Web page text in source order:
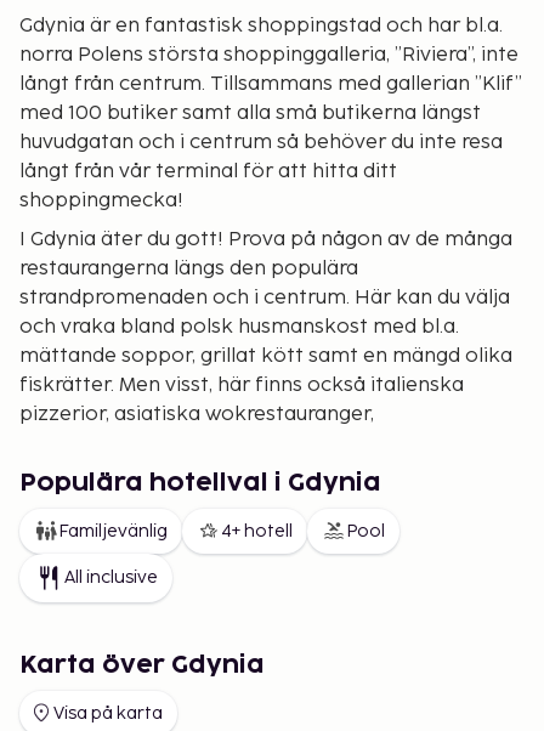
Gdynia är en fantastisk shoppingstad och har bl.a.
norra Polens största shoppinggalleria, ”Riviera”, inte
långt från centrum. Tillsammans med gallerian ”Klif”
med 100 butiker samt alla små butikerna längst
huvudgatan och i centrum så behöver du inte resa
långt från vår terminal för att hitta ditt
shoppingmecka!
I Gdynia äter du gott! Prova på någon av de många
restaurangerna längs den populära
strandpromenaden och i centrum. Här kan du välja
och vraka bland polsk husmanskost med bl.a.
mättande soppor, grillat kött samt en mängd olika
fiskrätter. Men visst, här finns också italienska
pizzerior, asiatiska wokrestauranger,
Staden lockar fler och fler ungdomar allteftersom
musik får du inte missa utomhusfestivalen
Heineken Open. Den äger rum i juli och bjuder på
världsartister av högsta klass. Då sjuder staden av
mitt i centrum, med promenadsvänlig
till och förbi grannorten Sopot, en skön promenad,
Populära hotellval i Gdynia
Familjevänlig 4+ hotell Pool
All inclusive
Karta över Gdynia
Visa på karta